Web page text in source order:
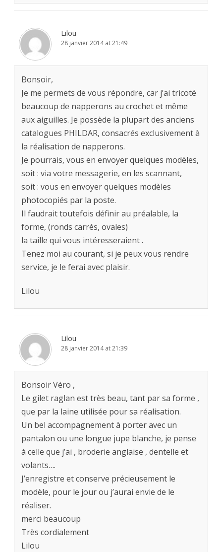
Lilou
28 janvier 2014 at 21:49
Bonsoir,
Je me permets de vous répondre, car j’ai tricoté
beaucoup de napperons au crochet et même
aux aiguilles. Je possède la plupart des anciens
catalogues PHILDAR, consacrés exclusivement à
la réalisation de napperons.
Je pourrais, vous en envoyer quelques modèles,
soit : via votre messagerie, en les scannant,
soit : vous en envoyer quelques modèles
photocopiés par la poste.
Il faudrait toutefois définir au préalable, la
forme, (ronds carrés, ovales)
la taille qui vous intéresseraient .
Tenez moi au courant, si je peux vous rendre
service, je le ferai avec plaisir.
Lilou
Lilou
28 janvier 2014 at 21:39
Bonsoir Véro ,
Le gilet raglan est très beau, tant par sa forme ,
que par la laine utilisée pour sa réalisation.
Un bel accompagnement à porter avec un
pantalon ou une longue jupe blanche, je pense
à celle que j’ai , broderie anglaise , dentelle et
volants….
J’enregistre et conserve précieusement le
modèle, pour le jour ou j’aurai envie de le
réaliser.
merci beaucoup
Très cordialement
Lilou